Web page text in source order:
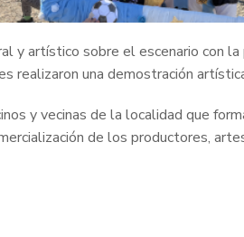
y artístico sobre el escenario con
realizaron una demostración
y vecinas de la localidad que
de los productores,